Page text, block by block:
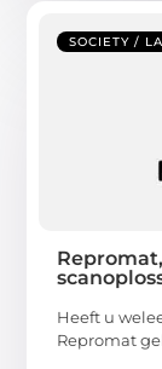
SOCIETY /
Heeft u
Repromat